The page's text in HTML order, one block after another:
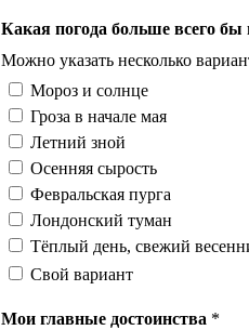
Какая погода больше всего
Можно указать несколько
Мороз и солнце
Гроза в начале мая
Летний зной
Осенняя сырость
Февральская пурга
Лондонский туман
Тёплый день, свежий
Свой вариант
Мои главные достоинства *